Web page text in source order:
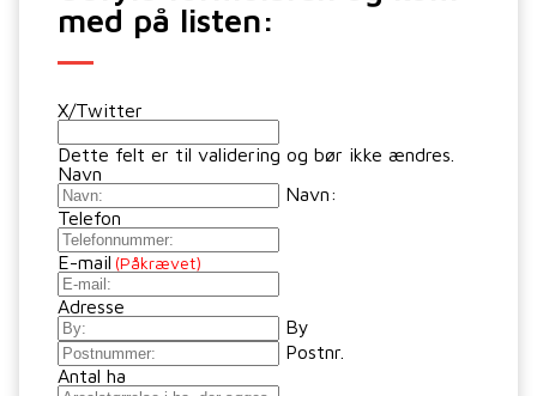
med på listen:
X/Twitter
Dette felt er til validering og bør ikke ændres.
Navn
Navn:
Telefon
E-mail (Påkrævet)
Adresse
By
Postnr.
Antal ha